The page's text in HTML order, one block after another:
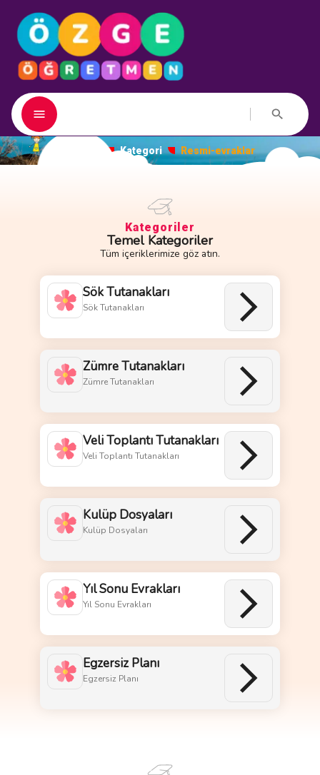
Kategori Resmi-evraklar
Kategoriler
Temel Kategoriler
Tüm içeriklerimize göz atın.
Sök Tutanakları
Sök Tutanakları
Zümre Tutanakları
Zümre Tutanakları
Veli Toplantı Tutanakları
Veli Toplantı Tutanakları
Kulüp Dosyaları
Kulüp Dosyaları
Yıl Sonu Evrakları
Yıl Sonu Evrakları
Egzersiz Planı
Egzersiz Planı